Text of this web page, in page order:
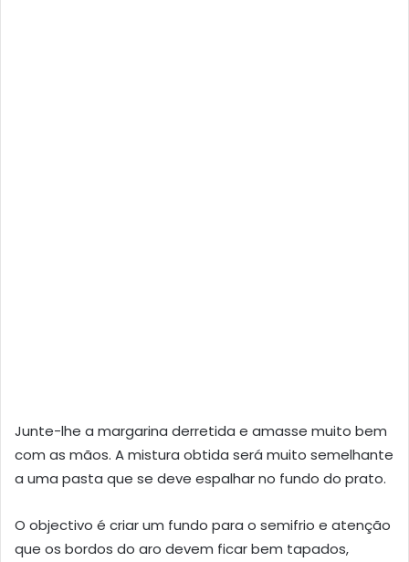
Junte-lhe a margarina derretida e amasse muito bem
com as mãos. A mistura obtida será muito semelhante
a uma pasta que se deve espalhar no fundo do prato.
O objectivo é criar um fundo para o semifrio e atenção
que os bordos do aro devem ficar bem tapados,